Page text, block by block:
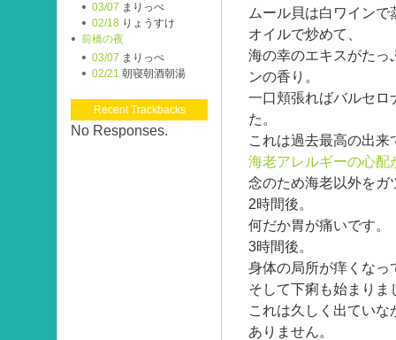
ムール貝は白ワイン
オイルで炒めて、
海の幸のエキスがたっ
ンの香り。
一口頬張ればバルセロ
た。
これは過去最高の出来
海老アレルギーの心配
念のため海老以外をガ
2時間後。
何だか胃が痛いです。
3時間後。
身体の局所が痒くなっ
そして下痢も始まりま
これは久しく出てい
ありません。
03/07 まりっぺ
02/18 りょうすけ
前橋の夜
03/07 まりっぺ
02/21 朝寝朝酒朝湯
Recent Trackbacks
No Responses.